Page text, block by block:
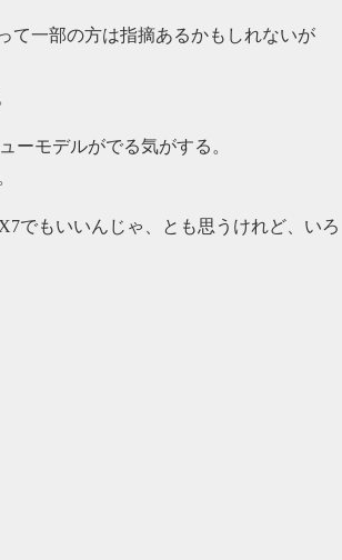
て一部の方は指摘あるかもしれないが
ーモデルがでる気がする。
でもいいんじゃ、とも思うけれど、いろ